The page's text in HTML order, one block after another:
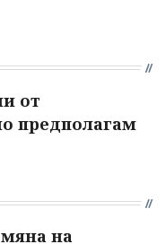
от
предполагам
на